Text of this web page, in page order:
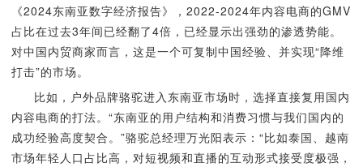
《2024东南亚数字经济报告》，2022-2024年内容电商的GMV
占比在过去3年间已经翻了4倍，已经显示出强劲的渗透势能。
对中国内贸商家而言，这是一个可复制中国经验、并实现“降维
打击”的市场。
比如，户外品牌骆驼进入东南亚市场时，选择直接复用国内
内容电商的打法。“东南亚的用户结构和消费习惯与我们国内的
成功经验高度契合。”骆驼总经理万光阳表示：“比如泰国、越南
市场年轻人口占比高，对短视频和直播的互动形式接受度极强，